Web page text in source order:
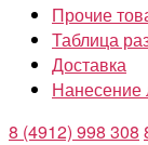
Прочие
Таблица
Доставка
Нанесение
8 (4912) 998 308